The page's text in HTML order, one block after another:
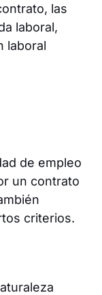
las
laboral,
laboral
de empleo
un contrato
criterios.